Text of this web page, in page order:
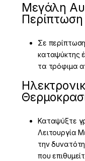
Μεγάλη
Σε
καταψύκτης
τα τρόφιμα
Καταψύξτε
Λειτουργία
την
που